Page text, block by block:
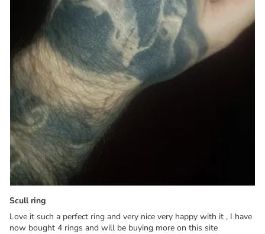
Scull ring
Love it such a perfect ring and very nice very happy with it , I have
now bought 4 rings and will be buying more on this site